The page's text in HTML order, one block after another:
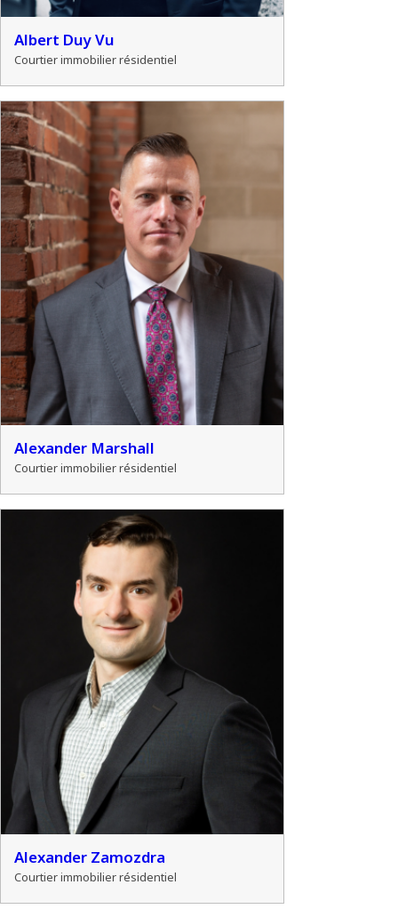
Albert Duy Vu
Courtier immobilier résidentiel
Alexander Marshall
Courtier immobilier résidentiel
Alexander Zamozdra
Courtier immobilier résidentiel